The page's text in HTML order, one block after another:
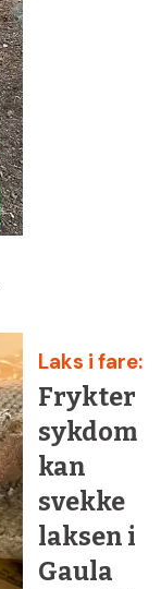
Laks i fare:
Frykter
sykdom
kan
svekke
laksen i
Gaula